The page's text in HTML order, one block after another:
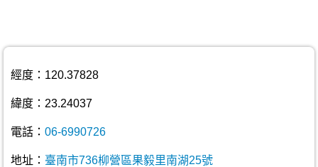
經度：120.37828
緯度：23.24037
電話： 06-6990726
地址： 臺南市736柳營區果毅里南湖25號